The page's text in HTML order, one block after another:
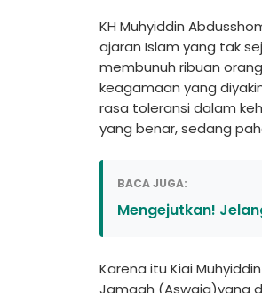
KH Muhyiddin
ajaran Islam yang tak
membunuh ribuan
keagamaan yang
rasa toleransi dalam
yang benar, sedang
BACA JUGA:
Mengejutkan!
Karena itu Kiai
Jamaah (Aswaja)yang